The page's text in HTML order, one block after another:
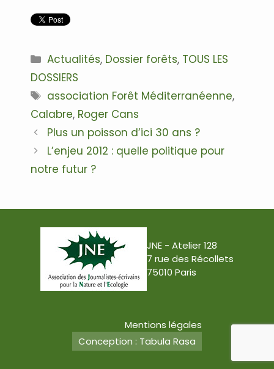
Catégories
Actualités, Dossier forêts, TOUS LES
DOSSIERS
Étiquettes
association Forêt Méditerranéenne,
Calabre, Roger Cans
Navigation
des
articles
Plus un poisson d’ici 30 ans ?
L’enjeu 2012 : quelle politique pour
notre futur ?
JNE - Atelier 128
7 rue des Récollets
75010 Paris
Mentions légales
Conception : Tabula Rasa